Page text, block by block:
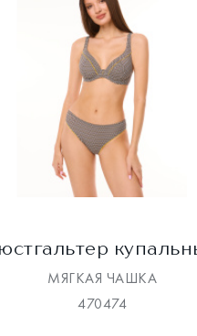
МЯГКАЯ ЧАШКА
470474